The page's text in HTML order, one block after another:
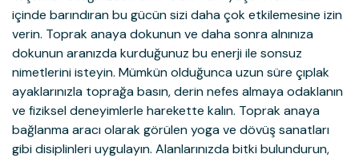
içinde barındıran bu gücün sizi daha çok etkilemesine izin
verin. Toprak anaya dokunun ve daha sonra alnınıza
dokunun aranızda kurduğunuz bu enerji ile sonsuz
nimetlerini isteyin. Mümkün olduğunca uzun süre çıplak
ayaklarınızla toprağa basın, derin nefes almaya odaklanın
ve fiziksel deneyimlerle harekette kalın. Toprak anaya
bağlanma aracı olarak görülen yoga ve dövüş sanatları
gibi disiplinleri uygulayın. Alanlarınızda bitki bulundurun,